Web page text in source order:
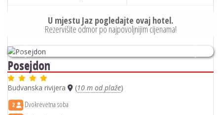
U mjestu Jaz pogledajte ovaj hotel.
Rezervišite odmor po najpovoljnijim cijenama!
Previous Next
Posejdon
Budvanska rivijera (10 m od plaže)
2 Dvokrevetna soba